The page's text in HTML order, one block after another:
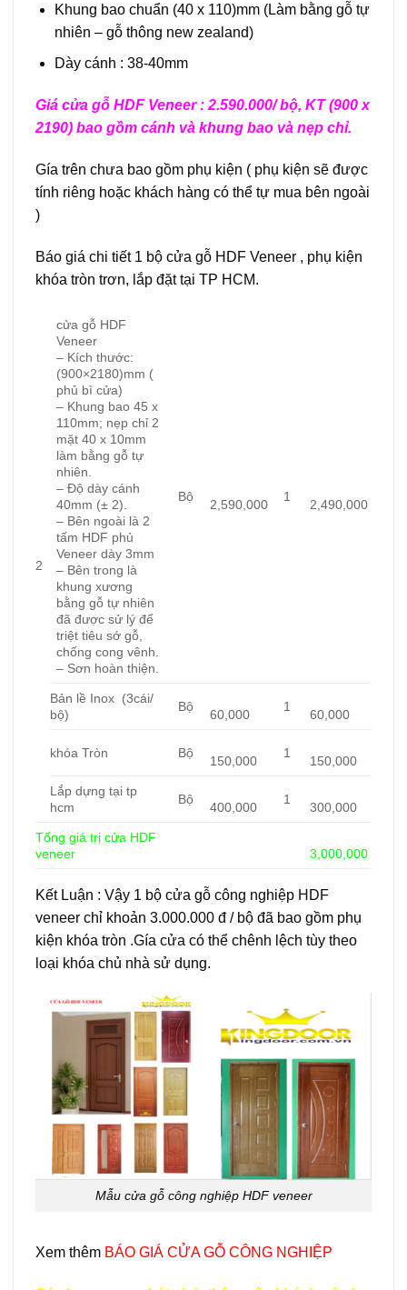
Khung bao chuẩn (40 x 110)mm (Làm bằng gỗ tự
nhiên – gỗ thông new zealand)
Dày cánh : 38-40mm
Giá cửa gỗ HDF Veneer : 2.590.000/ bộ, KT (900 x
2190) bao gồm cánh và khung bao và nẹp chỉ.
Gía trên chưa bao gồm phụ kiện ( phụ kiện sẽ được
tính riêng hoặc khách hàng có thể tự mua bên ngoài
)
Báo giá chi tiết 1 bộ cửa gỗ HDF Veneer , phụ kiện
khóa tròn trơn, lắp đặt tại TP HCM.
2
cửa gỗ HDF
Veneer
– Kích thước:
(900×2180)mm (
phủ bì cửa)
– Khung bao 45 x
110mm; nẹp chỉ 2
mặt 40 x 10mm
làm bằng gỗ tự
nhiên.
– Độ dày cánh
40mm (± 2).
– Bên ngoài là 2
tấm HDF phủ
Veneer dày 3mm
– Bên trong là
khung xương
bằng gỗ tự nhiên
đã được sử lý để
triệt tiêu sớ gỗ,
chống cong vênh.
– Sơn hoàn thiện.
Bộ
2,590,000
1
2,490,000
Bản lề Inox (3cái/
bộ)
Bộ
60,000
1
60,000
khóa Tròn Bộ
150,000
1
150,000
Lắp dựng tại tp
hcm
Bộ
400,000
1
300,000
Tổng giá trị cửa HDF
veneer
3,000,000
Kết Luận : Vậy 1 bộ cửa gỗ công nghiệp HDF
veneer chỉ khoản 3.000.000 đ / bộ đã bao gồm phụ
kiện khóa tròn .Gía cửa có thể chênh lệch tùy theo
loại khóa chủ nhà sử dụng.
Mẫu cửa gỗ công nghiệp HDF veneer
Xem thêm BÁO GIÁ CỬA GỖ CÔNG NGHIỆP